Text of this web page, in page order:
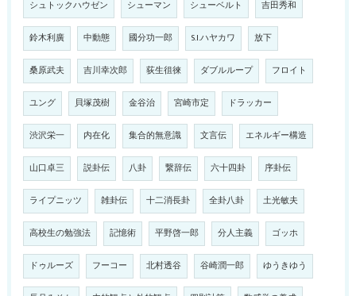
シュトックハウゼン シューマン シューベルト 吉田秀和
鈴木利廣 中動態 國分功一郎 S.I.ハヤカワ 放下
桑原武夫 吉川幸次郎 荻生徂徠 ダブルループ フロイト
ユング 貝塚茂樹 金谷治 宮崎市定 ドラッカー
渋沢栄一 内在化 集合的無意識 文言伝 エネルギー構造
山口卓三 説卦伝 八卦 繋辞伝 六十四卦 序卦伝
ライプニッツ 雑卦伝 十二消長卦 全卦八卦 土光敏夫
高校生の勉強法 記憶術 平野啓一郎 分人主義 ゴッホ
ドゥルーズ フーコー 北村透谷 谷崎潤一郎 ゆうきゆう